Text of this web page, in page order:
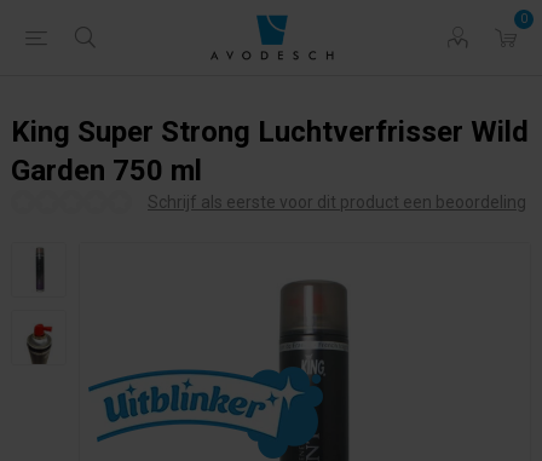
0
King Super Strong Luchtverfrisser Wild
Garden 750 ml
Schrijf als eerste voor dit product een beoordeling